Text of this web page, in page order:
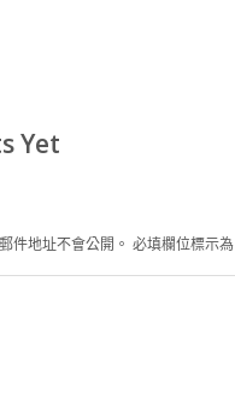
Yet
件地址不會公開。 必填欄位標示為